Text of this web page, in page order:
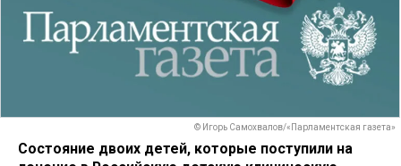
© Игорь Самохвалов/«Парламентская газета»
Состояние двоих детей, которые поступили на